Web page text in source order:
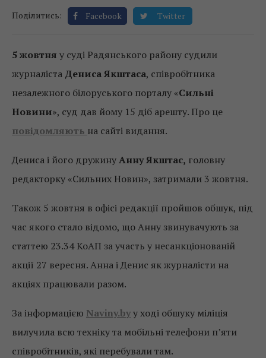
Поділитись: Facebook Twitter
5 жовтня у суді Радянського району судили
журналіста Дениса Якштаса, співробітника
незалежного білоруського порталу «Сильні
Новини», суд дав йому 15 діб арешту. Про це
повідомляють на сайті видання.
Дениса і його дружинуАнну Якштас, головну
редакторку «Сильних Новин», затримали 3 жовтня.
Також 5 жовтня в офісі редакції пройшов обшук, під
час якого стало відомо, що Анну звинувачують за
статтею 23.34 КоАП за участь у несанкціонованій
акції 27 вересня. Анна і Денис як журналісти на
акціях працювали разом.
За інформацією Naviny.byу ході обшуку міліція
вилучила всю техніку та мобільні телефони п’яти
співробітників, які перебували там.